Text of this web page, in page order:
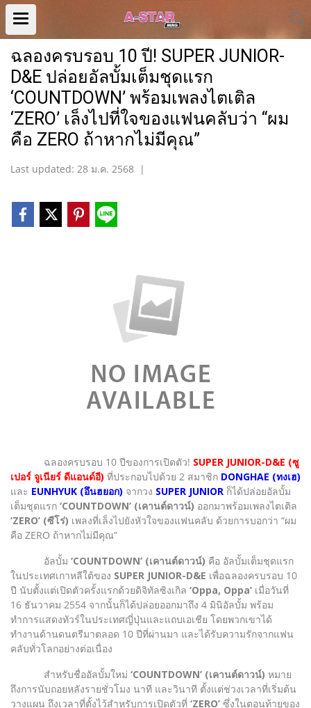
ฉลองครบรอบ 10 ปี! SUPER JUNIOR-
D&E ปล่อยอัลบั้มเต็มชุดแรก
‘COUNTDOWN’ พร้อมเพลงไตเติล
‘ZERO’ เล็งไปที่ใจของแฟนคลับว่า “ผม
คือ ZERO ถ้าหากไม่มีคุณ”
Last updated: 28 ม.ค. 2568 |
ฉลองครบรอบ 10 ปีของการเปิดตัว! SUPER JUNIOR-D&E (ซู
เปอร์ จูเนียร์ ดีแอนด์อี) ที่ประกอบไปด้วย 2 สมาชิก DONGHAE (ทงเฮ)
และ EUNHYUK (อึนฮยอก) จากวง SUPER JUNIOR ก็ได้ปล่อยอัลบั้ม
เต็มชุดแรก ‘COUNTDOWN’ (เคานต์ดาวน์) ออกมาพร้อมเพลงไตเติล
‘ZERO’ (ซีโร่) เพลงที่เล็งไปยังหัวใจของแฟนคลับ ด้วยการบอกว่า “ผม
คือ ZERO ถ้าหากไม่มีคุณ”
อัลบั้ม ‘COUNTDOWN’ (เคานต์ดาวน์) คือ อัลบั้มเต็มชุดแรก
ในประเทศเกาหลีใต้ของ SUPER JUNIOR-D&E เพื่อฉลองครบรอบ 10
ปี นับตั้งแต่เปิดตัวครั้งแรกด้วยดิจิทัลซิงเกิล ‘Oppa, Oppa’ เมื่อวันที่
16 ธันวาคม 2554 จากนั้นก็ได้ปล่อยออกมาถึง 4 มินิอัลบั้ม พร้อม
ทำการแสดงทัวร์ในประเทศญี่ปุ่นและแถบเอเชีย โดยพวกเขาได้
ทำงานด้านดนตรีมาตลอด 10 ปีที่ผ่านมา และได้รับความรักจากแฟน
คลับทั่วโลกอย่างต่อเนื่อง
สำหรับชื่ออัลบั้มใหม่ ‘COUNTDOWN’ (เคานต์ดาวน์) หมาย
ถึงการนับถอยหลังรายชั่วโมง นาที และวินาที ตั้งแต่ช่วงเวลาที่เริ่มต้น
วางแผน ถึงเวลาที่ตั้งไว้สำหรับการเปิดตัวที่ ‘ZERO’ ซึ่งในตอนท้ายของ